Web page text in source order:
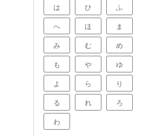
は ひ ふ
へ ほ ま
み む め
も や ゆ
よ ら り
る れ ろ
わ